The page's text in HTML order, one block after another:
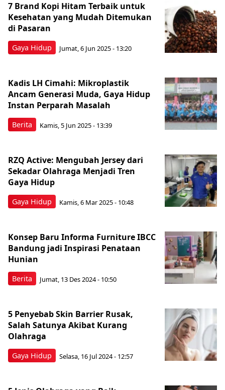
Gaya Hidup
7 Brand Kopi Hitam Terbaik untuk
Kesehatan yang Mudah Ditemukan
di Pasaran
Jumat, 6 Jun 2025 - 13:20
Berita
Kadis LH Cimahi: Mikroplastik
Ancam Generasi Muda, Gaya Hidup
Instan Perparah Masalah
Kamis, 5 Jun 2025 - 13:39
Gaya Hidup
RZQ Active: Mengubah Jersey dari
Sekadar Olahraga Menjadi Tren
Gaya Hidup
Kamis, 6 Mar 2025 - 10:48
Berita
Konsep Baru Informa Furniture IBCC
Bandung jadi Inspirasi Penataan
Hunian
Jumat, 13 Des 2024 - 10:50
Gaya Hidup
5 Penyebab Skin Barrier Rusak,
Salah Satunya Akibat Kurang
Olahraga
Selasa, 16 Jul 2024 - 12:57